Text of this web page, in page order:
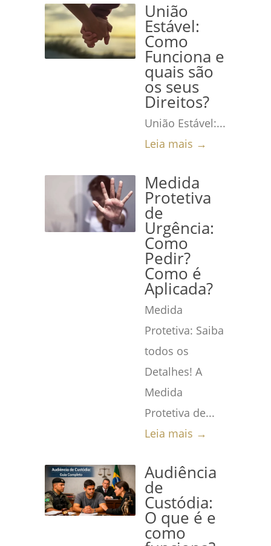
União
Estável:
Como
Funciona e
quais são
os seus
Direitos?
União Estável:...
Leia mais →
Medida
Protetiva
de
Urgência:
Como
Pedir?
Como é
Aplicada?
Medida
Protetiva: Saiba
todos os
Detalhes! A
Medida
Protetiva de...
Leia mais →
Audiência
de
Custódia:
O que é e
como